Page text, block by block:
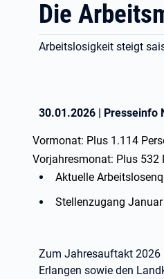
Die
Arbeitslosigkeit steigt
30.01.2026 | Presseinfo
Vormonat: Plus 1.114
Vorjahresmonat: Plus 532
Aktuelle
Stellenzugang
Zum Jahresauftakt 2026
Erlangen sowie den